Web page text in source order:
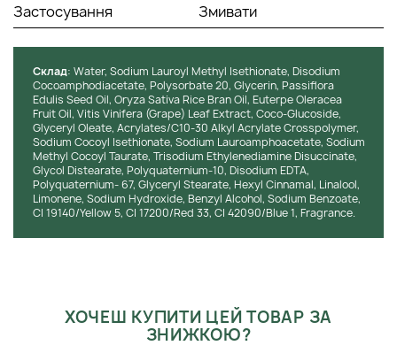
Застосування
Змивати
Cклад: Water, Sodium Lauroyl Methyl Isethionate, Disodium
Cocoamphodiacetate, Polysorbate 20, Glycerin, Passiflora
Edulis Seed Oil, Oryza Sativa Rice Bran Oil, Euterpe Oleracea
Fruit Oil, Vitis Vinifera (Grape) Leaf Extract, Coco-Glucoside,
Glyceryl Oleate, Acrylates/C10-30 Alkyl Acrylate Crosspolymer,
Sodium Cocoyl Isethionate, Sodium Lauroamphoacetate, Sodium
Methyl Cocoyl Taurate, Trisodium Ethylenediamine Disuccinate,
Glycol Distearate, Polyquaternium-10, Disodium EDTA,
Polyquaternium- 67, Glyceryl Stearate, Hexyl Cinnamal, Linalool,
Limonene, Sodium Hydroxide, Benzyl Alcohol, Sodium Benzoate,
CI 19140/Yellow 5, CI 17200/Red 33, CI 42090/Blue 1, Fragrance.
ХОЧЕШ КУПИТИ ЦЕЙ ТОВАР ЗА
ЗНИЖКОЮ?